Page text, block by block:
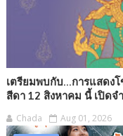
เตรียมพบกับ...การแสดง
สีดา 12 สิงหาคม นี้ เปิดจ
Chada Aug 01, 2026